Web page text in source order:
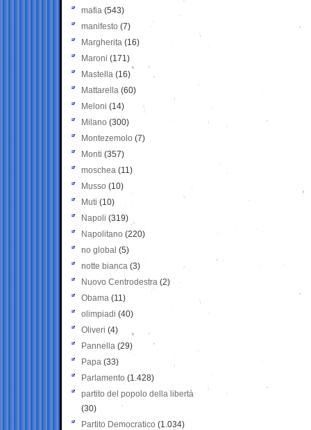
mafia (543)
manifesto (7)
Margherita (16)
Maroni (171)
Mastella (16)
Mattarella (60)
Meloni (14)
Milano (300)
Montezemolo (7)
Monti (357)
moschea (11)
Musso (10)
Muti (10)
Napoli (319)
Napolitano (220)
no global (5)
notte bianca (3)
Nuovo Centrodestra (2)
Obama (11)
olimpiadi (40)
Oliveri (4)
Pannella (29)
Papa (33)
Parlamento (1.428)
partito del popolo della libertà
(30)
Partito Democratico (1.034)